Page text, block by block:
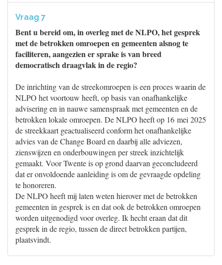
Vraag 7
Bent u bereid om, in overleg met de NLPO, het gesprek
met de betrokken omroepen en gemeenten alsnog te
faciliteren, aangezien er sprake is van breed
democratisch draagvlak in de regio?
De inrichting van de streekomroepen is een proces waarin de
NLPO het voortouw heeft, op basis van onafhankelijke
advisering en in nauwe samenspraak met gemeenten en de
betrokken lokale omroepen. De NLPO heeft op 16 mei 2025
de streekkaart geactualiseerd conform het onafhankelijke
advies van de Change Board en daarbij alle adviezen,
zienswijzen en onderbouwingen per streek inzichtelijk
gemaakt. Voor Twente is op grond daarvan geconcludeerd
dat er onvoldoende aanleiding is om de gevraagde opdeling
te honoreren.
De NLPO heeft mij laten weten hierover met de betrokken
gemeenten in gesprek is en dat ook de betrokken omroepen
worden uitgenodigd voor overleg. Ik hecht eraan dat dit
gesprek in de regio, tussen de direct betrokken partijen,
plaatsvindt.